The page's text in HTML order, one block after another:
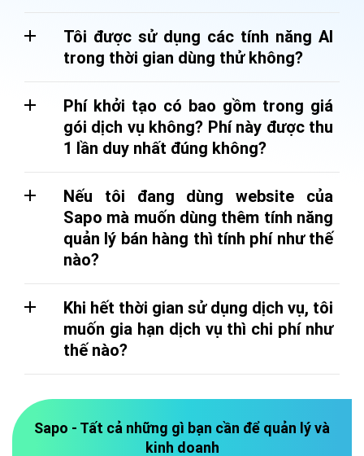
Tôi được sử dụng các tính năng AI
trong thời gian dùng thử không?
Phí khởi tạo có bao gồm trong giá
gói dịch vụ không? Phí này được thu
1 lần duy nhất đúng không?
Nếu tôi đang dùng website của
Sapo mà muốn dùng thêm tính năng
quản lý bán hàng thì tính phí như thế
nào?
Khi hết thời gian sử dụng dịch vụ, tôi
muốn gia hạn dịch vụ thì chi phí như
thế nào?
Sapo - Tất cả những gì bạn cần để quản lý và
kinh doanh